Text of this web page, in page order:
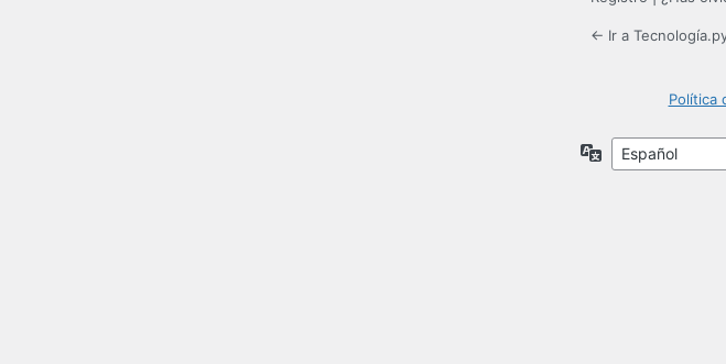
← Ir a
Política
Idioma